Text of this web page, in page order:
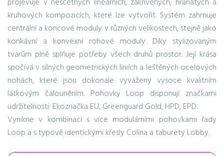
kruhových kompozicích, které lze vytvořit. Systém zahrnuje
centrální a koncové moduly v různých velikostech, stejně jako
konkávní a konvexní rohové moduly. Díky stylizovaným
tvarům plně splňuje potřeby všech druhů prostor. Její krása
spočívá v silných geometrických liniích a leštěných ocelových
nohách, které jsou dokonale vyváženy vysoce kvalitním
látkovým čalouněním. Pohovky Loop disponují značkami
udržitelnosti: Ekoznačka EU, Greenguard Gold, HPD, EPD.
Vynikne v kombinaci s více modulárními pohovkami řady
Loop a s typově identickými křesly Colina a taburety Lobby.